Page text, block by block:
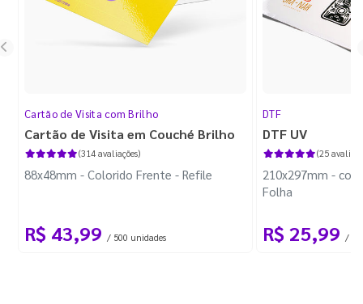
Cartão de Visita com Brilho
Cartão de Visita em Couché Brilho
(314 avaliações)
88x48mm - Colorido Frente - Refile
R$ 43,99 / 500 unidades
DTF
DTF UV
(25
210x297mm -
Folha
R$ 25,99 / 1